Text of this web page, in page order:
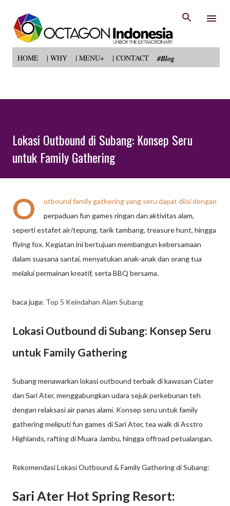
HOME | WHY | MENU+ | CONTACT #Blog
Lokasi Outbound di Subang: Konsep Seru
untuk Family Gathering
O
utbound family gathering yang seru dapat diisi dengan
perpaduan fun games ringan dan aktivitas alam,
seperti estafet air/tepung, tarik tambang, treasure hunt, hingga
flying fox. Kegiatan ini bertujuan membangun kebersamaan
dalam suasana santai, menyatukan anak-anak dan orang tua
melalui permainan kreatif, serta BBQ bersama.
baca juga: Top 5 Keindahan Alam Subang
Lokasi Outbound di Subang: Konsep Seru
untuk Family Gathering
Subang menawarkan lokasi outbound terbaik di kawasan Ciater
dan Sari Ater, menggabungkan udara sejuk perkebunan teh
dengan relaksasi air panas alami. Konsep seru untuk family
gathering meliputi fun games di Sari Ater, tea walk di Asstro
Highlands, rafting di Muara Jambu, hingga offroad petualangan.
Rekomendasi Lokasi Outbound & Family Gathering di Subang:
Sari Ater Hot Spring Resort: